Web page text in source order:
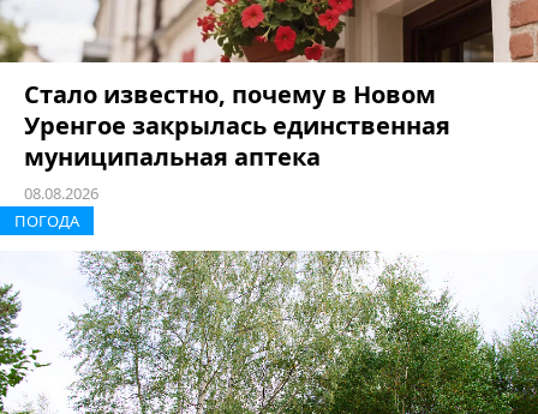
Стало известно, почему в Новом
Уренгое закрылась единственная
муниципальная аптека
08.08.2026
ПОГОДА